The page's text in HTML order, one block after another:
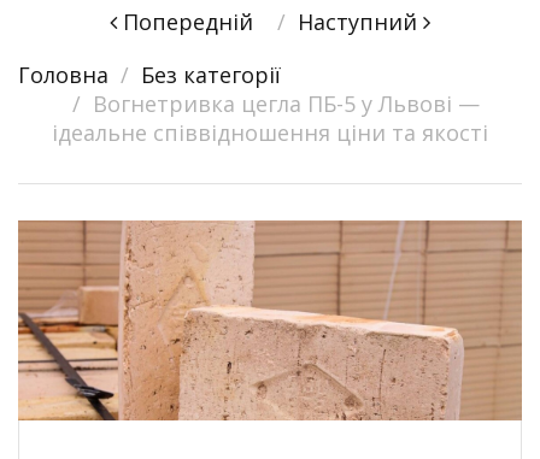
Post
navigation
Попереднiй
Наступний
Головна
Без категорії
Вогнетривка цегла ПБ-5 у Львові —
ідеальне співвідношення ціни та якості